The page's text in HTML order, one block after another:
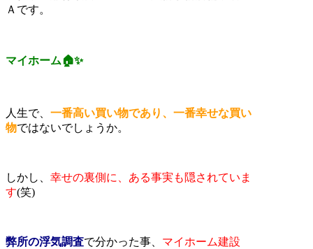
Ａです。
マイホーム🏠✨
人生で、 一番高い買い物であり、一番幸せな買い
物ではないでしょうか。
しかし、 幸せの裏側に、ある事実も隠されていま
す(笑)
弊所の浮気調査で分かった事、 マイホーム建設